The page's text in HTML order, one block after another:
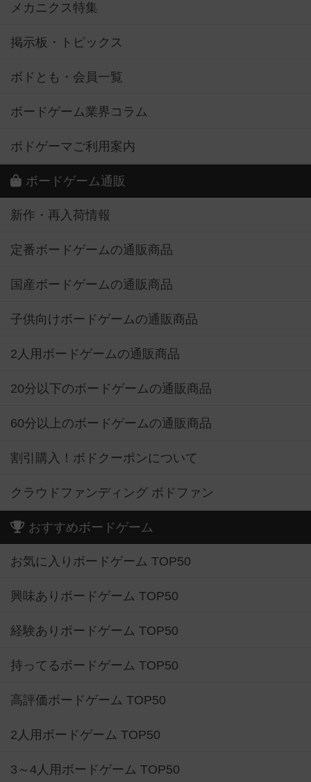
メカニクス特集
掲示板・トピックス
ボドとも・会員一覧
ボードゲーム業界コラム
ボドゲーマご利用案内
ボードゲーム通販
新作・再入荷情報
定番ボードゲームの通販商品
国産ボードゲームの通販商品
子供向けボードゲームの通販商品
2人用ボードゲームの通販商品
20分以下のボードゲームの通販商品
60分以上のボードゲームの通販商品
割引購入！ボドクーポンについて
クラウドファンディング ボドファン
おすすめボードゲーム
お気に入りボードゲーム TOP50
興味ありボードゲーム TOP50
経験ありボードゲーム TOP50
持ってるボードゲーム TOP50
高評価ボードゲーム TOP50
2人用ボードゲーム TOP50
3～4人用ボードゲーム TOP50